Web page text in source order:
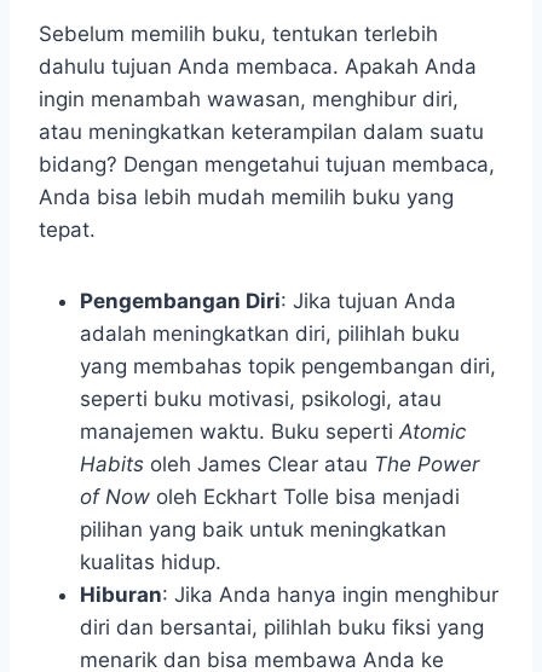
Sebelum memilih buku, tentukan terlebih
dahulu tujuan Anda membaca. Apakah Anda
ingin menambah wawasan, menghibur diri,
atau meningkatkan keterampilan dalam suatu
bidang? Dengan mengetahui tujuan membaca,
Anda bisa lebih mudah memilih buku yang
tepat.
Pengembangan Diri: Jika tujuan Anda
adalah meningkatkan diri, pilihlah buku
yang membahas topik pengembangan diri,
seperti buku motivasi, psikologi, atau
manajemen waktu. Buku seperti Atomic
Habits oleh James Clear atau The Power
of Now oleh Eckhart Tolle bisa menjadi
pilihan yang baik untuk meningkatkan
kualitas hidup.
Hiburan: Jika Anda hanya ingin menghibur
diri dan bersantai, pilihlah buku fiksi yang
menarik dan bisa membawa Anda ke